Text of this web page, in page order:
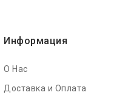
Информация
О Нас
Доставка и Оплата